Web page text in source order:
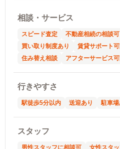
相談・サービス
スピード査定 不動産相続の相談可
買い取り制度あり
賃貸サポート
住み替え相談
アフターサービス
行きやすさ
駅徒歩5分以内 送迎あり 駐車場
スタッフ
男性スタッフに相談可 女性スタ